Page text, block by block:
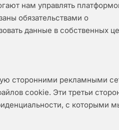
нам управлять
обязательствами о
данные в собственных
сторонними рекламными
cookie. Эти третьи
с которыми